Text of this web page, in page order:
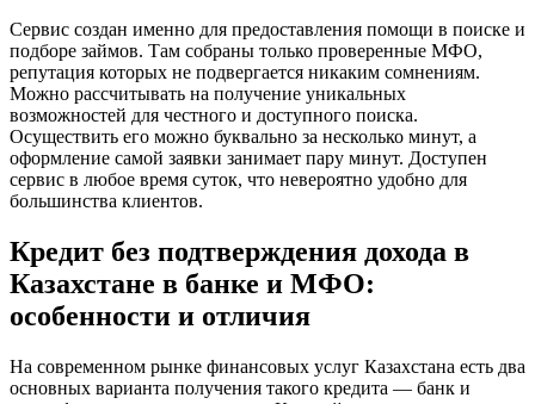
Сервис создан именно для предоставления помощи в поиске и
подборе займов. Там собраны только проверенные МФО,
репутация которых не подвергается никаким сомнениям.
Можно рассчитывать на получение уникальных
возможностей для честного и доступного поиска.
Осуществить его можно буквально за несколько минут, а
оформление самой заявки занимает пару минут. Доступен
сервис в любое время суток, что невероятно удобно для
большинства клиентов.
Кредит без подтверждения дохода в
Казахстане в банке и МФО:
особенности и отличия
На современном рынке финансовых услуг Казахстана есть два
основных варианта получения такого кредита — банк и